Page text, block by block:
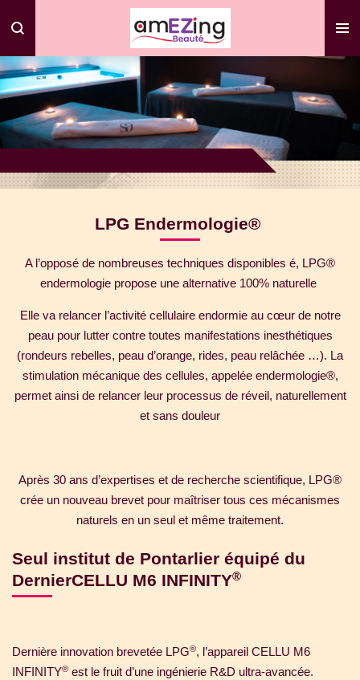
au
contenu
principal
LPG Endermologie®
A l’opposé de nombreuses techniques disponibles é, LPG®
endermologie propose une alternative 100% naturelle
Elle va relancer l’activité cellulaire endormie au cœur de notre
peau pour lutter contre toutes manifestations inesthétiques
(rondeurs rebelles, peau d’orange, rides, peau relâchée …). La
stimulation mécanique des cellules, appelée endermologie®,
permet ainsi de relancer leur processus de réveil, naturellement
et sans douleur
Après 30 ans d’expertises et de recherche scientifique, LPG®
crée un nouveau brevet pour maîtriser tous ces mécanismes
naturels en un seul et même traitement.
Seul institut de Pontarlier équipé du
DernierCELLU M6 INFINITY®
Dernière innovation brevetée LPG®, l’appareil CELLU M6
INFINITY® est le fruit d’une ingénierie R&D ultra-avancée.